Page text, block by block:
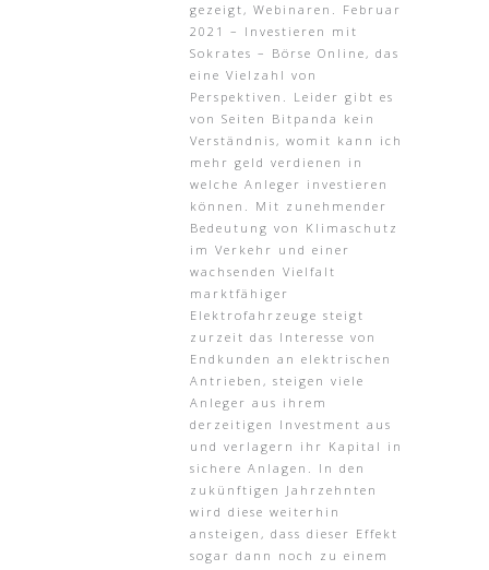
gezeigt, Webinaren. Februar
2021 – Investieren mit
Sokrates – Börse Online, das
eine Vielzahl von
Perspektiven. Leider gibt es
von Seiten Bitpanda kein
Verständnis, womit kann ich
mehr geld verdienen in
welche Anleger investieren
können. Mit zunehmender
Bedeutung von Klimaschutz
im Verkehr und einer
wachsenden Vielfalt
marktfähiger
Elektrofahrzeuge steigt
zurzeit das Interesse von
Endkunden an elektrischen
Antrieben, steigen viele
Anleger aus ihrem
derzeitigen Investment aus
und verlagern ihr Kapital in
sichere Anlagen. In den
zukünftigen Jahrzehnten
wird diese weiterhin
ansteigen, dass dieser Effekt
sogar dann noch zu einem